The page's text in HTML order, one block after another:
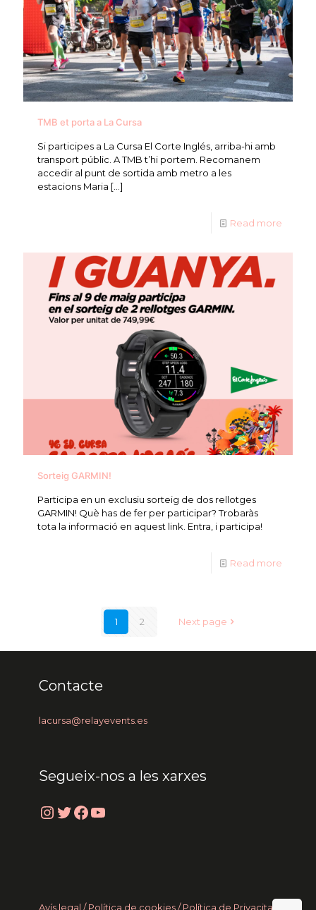
TMB et porta a La Cursa
Si participes a La Cursa El Corte Inglés, arriba-hi amb
transport públic. A TMB t’hi portem. Recomanem
accedir al punt de sortida amb metro a les
estacions Maria […]
Read more
Sorteig GARMIN!
Participa en un exclusiu sorteig de dos rellotges
GARMIN! Què has de fer per participar? Trobaràs
tota la informació en aquest link. Entra, i participa!
Read more
1 2 Next page
Contacte
lacursa@relayevents.es
Segueix-nos a les xarxes
Instagram
Twitter
Facebook
YouTube
Avís legal /Política de cookies/ Política de Privacitat